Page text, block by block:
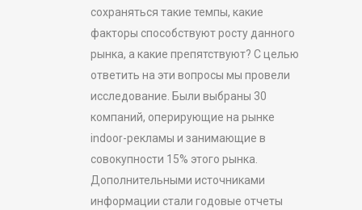
сохраняться такие темпы, какие
факторы способствуют росту данного
рынка, а какие препятствуют? С целью
ответить на эти вопросы мы провели
исследование. Были выбраны 30
компаний, оперирующие на рынке
indoor-рекламы и занимающие в
совокупности 15% этого рынка.
Дополнительными источниками
информации стали годовые отчеты